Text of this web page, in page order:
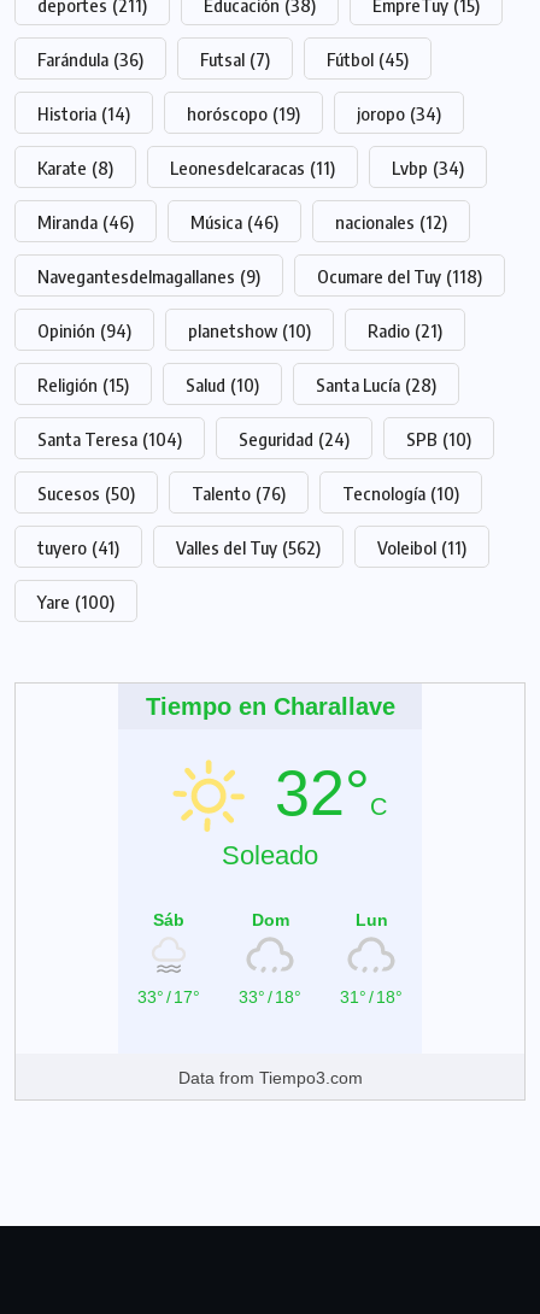
deportes (211) Educación (38) EmpreTuy (15)
Farándula (36) Futsal (7) Fútbol (45)
Historia (14) horóscopo (19) joropo (34)
Karate (8) Leonesdelcaracas (11) Lvbp (34)
Miranda (46) Música (46) nacionales (12)
Navegantesdelmagallanes (9) Ocumare del Tuy (118)
Opinión (94) planetshow (10) Radio (21)
Religión (15) Salud (10) Santa Lucía (28)
Santa Teresa (104) Seguridad (24) SPB (10)
Sucesos (50) Talento (76) Tecnología (10)
tuyero (41) Valles del Tuy (562) Voleibol (11)
Yare (100)
Tiempo en Charallave
32°C
Soleado
Sáb
33°/17°
Dom
33°/18°
Lun
31°/18°
Data from Tiempo3.com